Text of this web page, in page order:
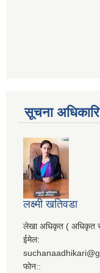
सूचना अधिकारि
लक्ष्मी खतिवडा
लेखा अधिकृत ( अधिकृत
ईमेल:
फोन::